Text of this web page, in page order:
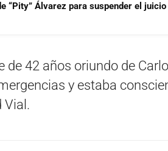
“Pity” Álvarez para suspender el
de 42 años oriundo de
y estaba
Vial.